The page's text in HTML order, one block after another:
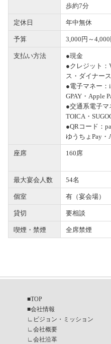
歩約7分
定休日 年中無休
予算 3,000円～4,000
支払い方法
●現金
●クレジット：
ス・ダイナー
●電子マネー：
GPAY・Apple
●交通系電子マ
TOICA・
●QRコード：
ゆうちょPay・
座席 160席
最大宴会人数 54名
個室 有（宴会場）
貸切 要相談
喫煙・禁煙 全席禁煙
■TOP
■会社情報
∟
ビジョン・ミッション
∟ 会社概要
∟ 会社沿革